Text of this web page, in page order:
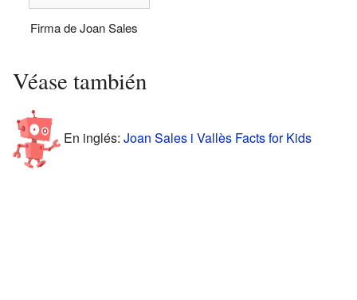
Firma de Joan Sales
Véase también
En inglés: Joan Sales i Vallès Facts for Kids